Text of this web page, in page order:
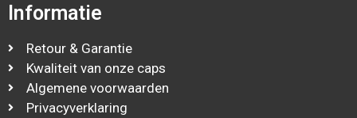
Informatie
Retour & Garantie
Kwaliteit van onze caps
Algemene voorwaarden
Privacyverklaring